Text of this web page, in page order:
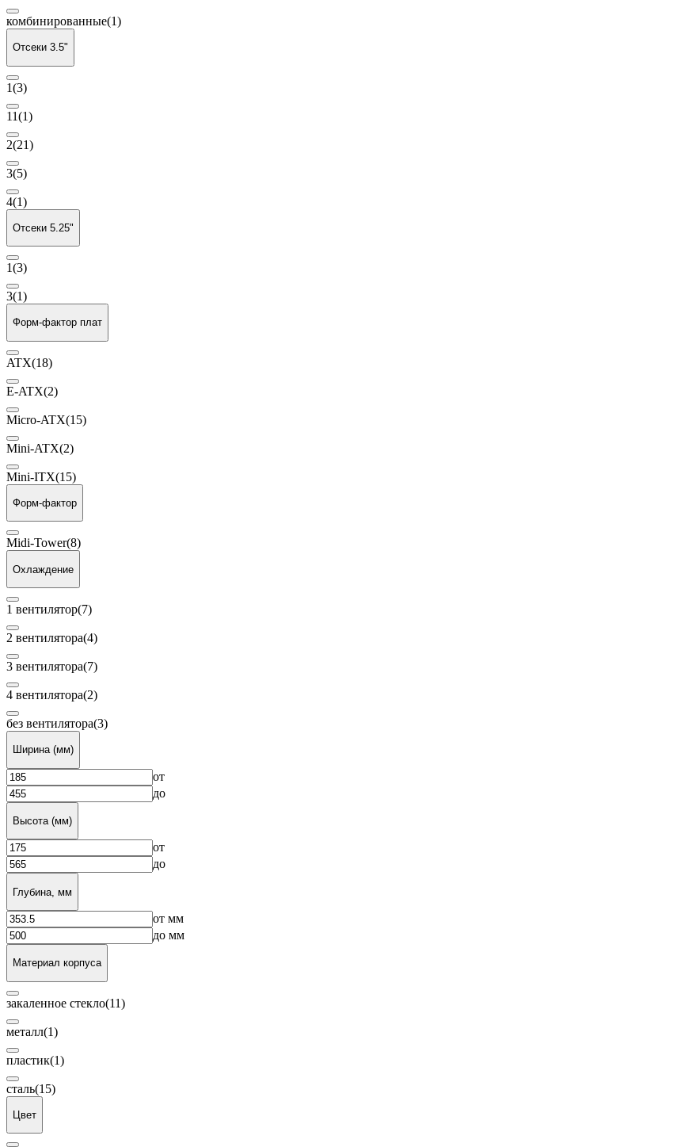
комбинированные(1)
Отсеки 3.5"
1(3)
11(1)
2(21)
3(5)
4(1)
Отсеки 5.25"
1(3)
3(1)
Форм-фактор плат
ATX(18)
E-ATX(2)
Micro-ATX(15)
Mini-ATX(2)
Mini-ITX(15)
Форм-фактор
Midi-Tower(8)
Охлаждение
1 вентилятор(7)
2 вентилятора(4)
3 вентилятора(7)
4 вентилятора(2)
без вентилятора(3)
Ширина (мм)
от
до
Высота (мм)
от
до
Глубина, мм
от мм
до мм
Материал корпуса
закаленное стекло(11)
металл(1)
пластик(1)
сталь(15)
Цвет